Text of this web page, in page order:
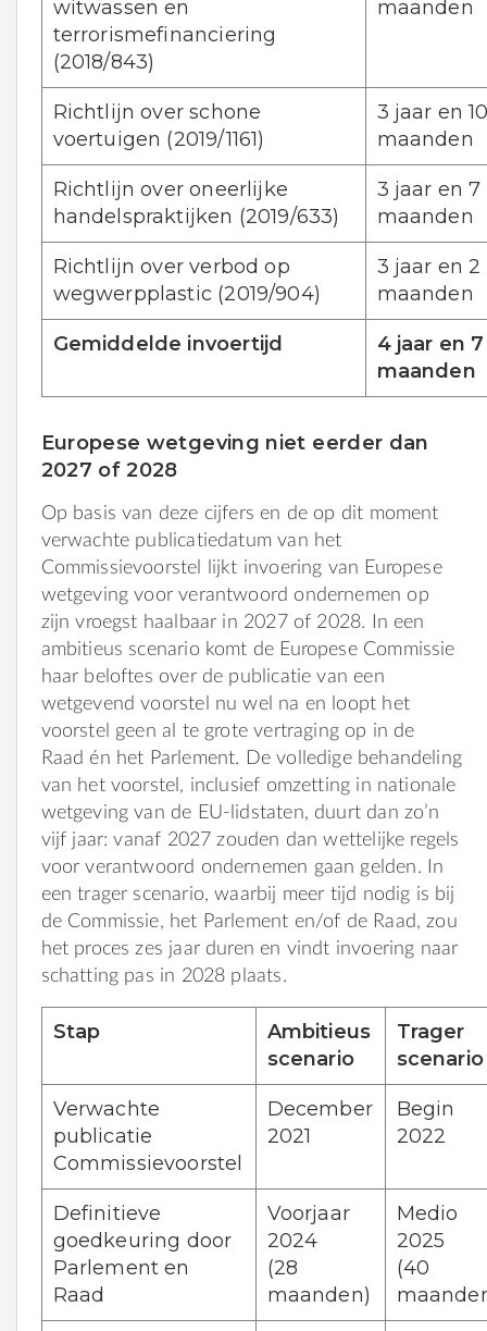
witwassen en
terrorismefinanciering
(2018/843)
maanden
Richtlijn over schone
voertuigen (2019/1161)
3 jaar en
maanden
Richtlijn over oneerlijke
handelspraktijken (2019/633)
3 jaar en 7
maanden
Richtlijn over verbod op
wegwerpplastic (2019/904)
3 jaar en 2
maanden
Gemiddelde invoertijd
4 jaar en 7
maanden
Europese wetgeving niet eerder dan
2027 of 2028
Op basis van deze cijfers en de op dit moment
verwachte publicatiedatum van het
Commissievoorstel lijkt invoering van Europese
wetgeving voor verantwoord ondernemen op
zijn vroegst haalbaar in 2027 of 2028. In een
ambitieus scenario komt de Europese Commissie
haar beloftes over de publicatie van een
wetgevend voorstel nu wel na en loopt het
voorstel geen al te grote vertraging op in de
Raad én het Parlement. De volledige behandeling
van het voorstel, inclusief omzetting in nationale
wetgeving van de EU-lidstaten, duurt dan zo’n
vijf jaar: vanaf 2027 zouden dan wettelijke regels
voor verantwoord ondernemen gaan gelden. In
een trager scenario, waarbij meer tijd nodig is bij
de Commissie, het Parlement en/of de Raad, zou
het proces zes jaar duren en vindt invoering naar
schatting pas in 2028 plaats.
Stap
Ambitieus
scenario
Trager
scenario
Verwachte
publicatie
Commissievoorstel
December
2021
Begin
2022
Definitieve
goedkeuring door
Parlement en
Raad
Voorjaar
2024
(28
maanden)
Medio
2025
(40